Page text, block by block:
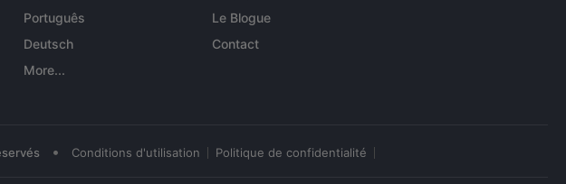
Português
Deutsch
More...
Le Blogue
Contact
• Conditions d'utilisation Politique de confidentialité